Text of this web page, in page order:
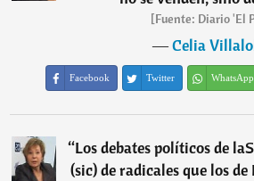
[Fuente: Diario 'El
―Celia
Facebook Twitter WhatsApp
“Los debates políticos de
(sic) de radicales que los